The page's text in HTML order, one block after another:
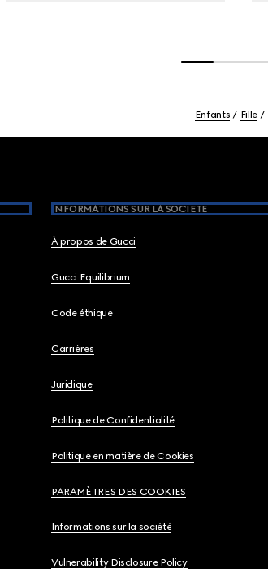
Enfants Fille
INFORMATIONS SUR LA SOCIETE
À propos de Gucci
Gucci Equilibrium
Code éthique
Carrières
Juridique
Politique de Confidentialité
Politique en matière de Cookies
PARAMÈTRES DES COOKIES
Informations sur la société
Vulnerability Disclosure Policy